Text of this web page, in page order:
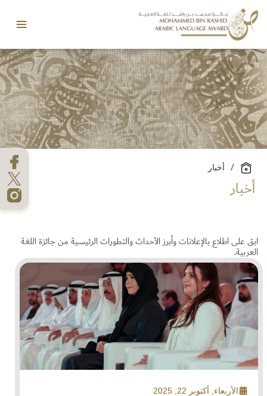
إلى
المحتوى
/ أخبار
أخبار
ابق على اطلاع بالإعلانات وأبرز الأحداث والتطورات الرئيسية من جائزة اللغة
العربية.
الأربعاء, أكتوبر 22, 2025